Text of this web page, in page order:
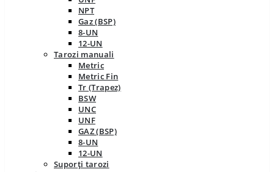
NPT
Gaz (BSP)
8-UN
12-UN
Tarozi manuali
Metric
Metric Fin
Tr (Trapez)
BSW
UNC
UNF
GAZ (BSP)
8-UN
12-UN
Suporți tarozi